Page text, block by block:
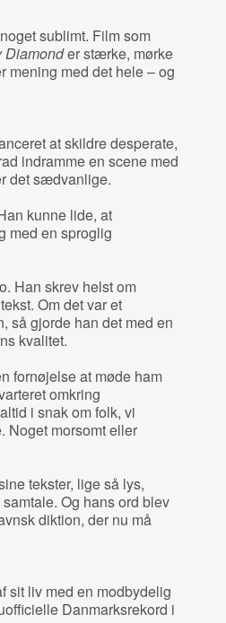
sublimt. Film som
Diamonder stærke, mørke
mening med det hele – og
at skildre desperate,
indramme en scene med
det sædvanlige.
kunne lide, at
med en sproglig
Han skrev helst om
Om det var et
så gjorde han det med en
kvalitet.
fornøjelse at møde ham
omkring
i snak om folk, vi
Noget morsomt eller
tekster, lige så lys,
Og hans ord blev
diktion, der nu må
sit liv med en modbydelig
Danmarksrekord i